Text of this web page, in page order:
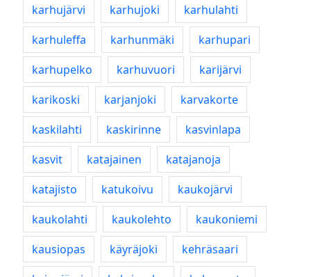
karhujärvi
karhujoki
karhulahti
karhuleffa
karhunmäki
karhupari
karhupelko
karhuvuori
karijärvi
karikoski
karjanjoki
karvakorte
kaskilahti
kaskirinne
kasvinlapa
kasvit
katajainen
katajanoja
katajisto
katukoivu
kaukojärvi
kaukolahti
kaukolehto
kaukoniemi
kausiopas
käyräjoki
kehräsaari